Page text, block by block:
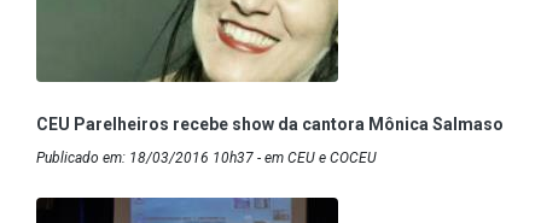
CEU Parelheiros recebe show da cantora Mônica Salmaso
Publicado em: 18/03/2016 10h37 - em CEU e COCEU